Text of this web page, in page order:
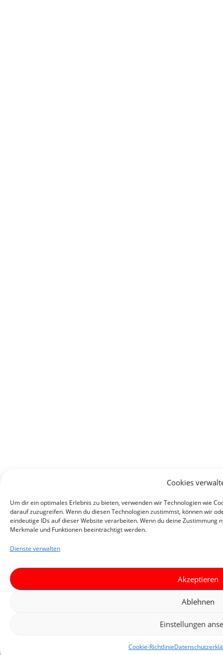
Cookies
Um dir ein optimales Erlebnis zu bieten, verwenden wir Technologien wie
darauf zuzugreifen. Wenn du diesen Technologien zustimmst, können wir
eindeutige IDs auf dieser Website verarbeiten. Wenn du deine
Merkmale und Funktionen beeinträchtigt werden.
Dienste verwalten
Akzeptieren
Ablehnen
Einstellungen
Cookie-Richtlinie